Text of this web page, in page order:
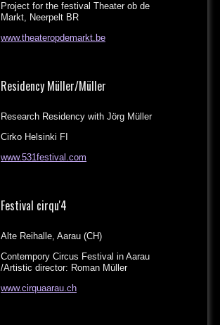
Project for the festival Theater ob de
Markt, Neerpelt BR
www.theateropdemarkt.be
Residency Müller/Müller
Research Residency with Jörg Müller
Cirko Helsinki FI
www.531festival.com
Festival cirqu'4
Alte Reihalle, Aarau (CH)
Contempory Circus Festival in Aarau
/Artistic director: Roman Müller
www.cirquaarau.ch